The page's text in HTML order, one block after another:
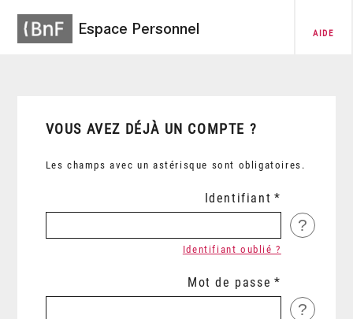
Espace Personnel AIDE
VOUS AVEZ DÉJÀ UN COMPTE ?
Les champs avec un astérisque sont obligatoires.
Identifiant
?
Identifiant oublié ?
Mot de passe
?